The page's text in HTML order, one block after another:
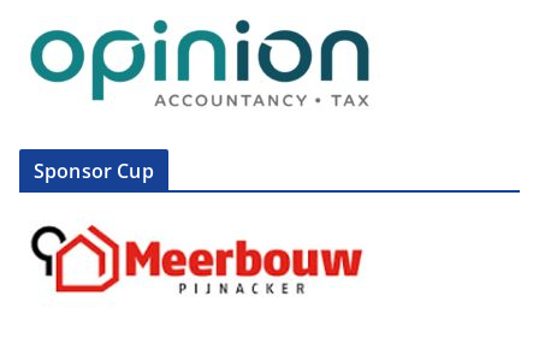
Sponsor Cup